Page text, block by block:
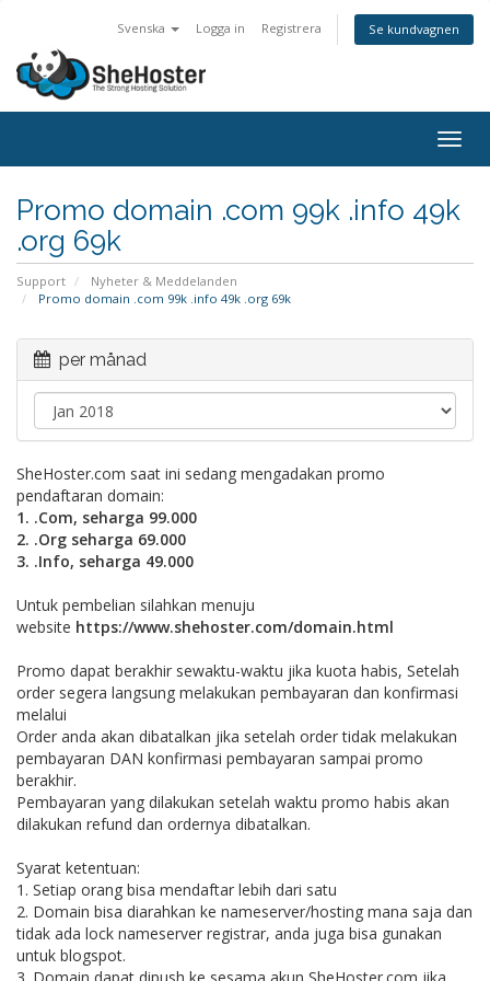
Svenska Logga in Registrera Se kundvagnen
Promo domain .com 99k .info 49k
.org 69k
Support
Nyheter & Meddelanden
Promo domain .com 99k .info 49k .org 69k
per månad
SheHoster.com saat ini sedang mengadakan promo
pendaftaran domain:
1. .Com, seharga 99.000
2. .Org seharga 69.000
3. .Info, seharga 49.000
Untuk pembelian silahkan menuju
website https://www.shehoster.com/domain.html
Promo dapat berakhir sewaktu-waktu jika kuota habis, Setelah
order segera langsung melakukan pembayaran dan konfirmasi
melalui
Order anda akan dibatalkan jika setelah order tidak melakukan
pembayaran DAN konfirmasi pembayaran sampai promo
berakhir.
Pembayaran yang dilakukan setelah waktu promo habis akan
dilakukan refund dan ordernya dibatalkan.
Syarat ketentuan:
1. Setiap orang bisa mendaftar lebih dari satu
2. Domain bisa diarahkan ke nameserver/hosting mana saja dan
tidak ada lock nameserver registrar, anda juga bisa gunakan
untuk blogspot.